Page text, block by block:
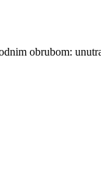
obrubom: